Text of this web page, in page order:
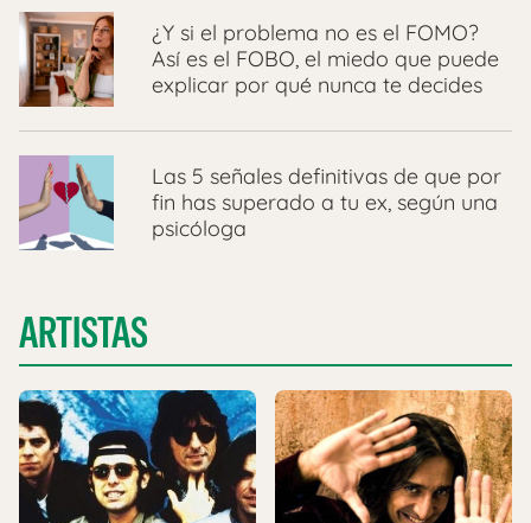
¿Y si el problema no es el FOMO?
Así es el FOBO, el miedo que puede
explicar por qué nunca te decides
Las 5 señales definitivas de que por
fin has superado a tu ex, según una
psicóloga
ARTISTAS